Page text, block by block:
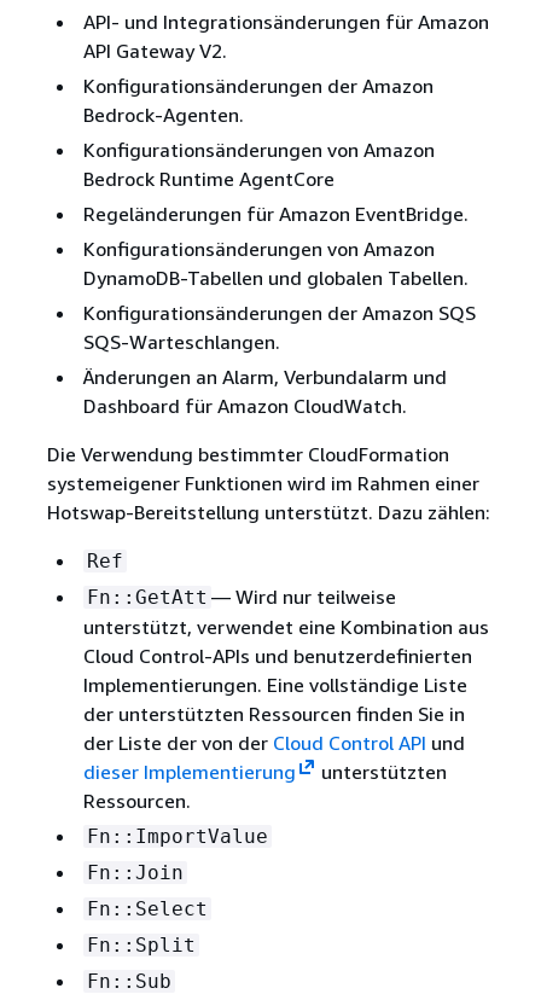
API- und Integrationsänderungen für Amazon
API Gateway V2.
Konfigurationsänderungen der Amazon
Bedrock-Agenten.
Konfigurationsänderungen von Amazon
Bedrock Runtime AgentCore
Regeländerungen für Amazon EventBridge.
Konfigurationsänderungen von Amazon
DynamoDB-Tabellen und globalen Tabellen.
Konfigurationsänderungen der Amazon SQS
SQS-Warteschlangen.
Änderungen an Alarm, Verbundalarm und
Dashboard für Amazon CloudWatch.
Die Verwendung bestimmter CloudFormation
systemeigener Funktionen wird im Rahmen einer
Hotswap-Bereitstellung unterstützt. Dazu zählen:
Ref
Fn::GetAtt — Wird nur teilweise
unterstützt, verwendet eine Kombination aus
Cloud Control-APIs und benutzerdefinierten
Implementierungen. Eine vollständige Liste
der unterstützten Ressourcen finden Sie in
der Liste der von der Cloud Control API und
dieser Implementierung
unterstützten
Ressourcen.
Fn::ImportValue
Fn::Join
Fn::Select
Fn::Split
Fn::Sub